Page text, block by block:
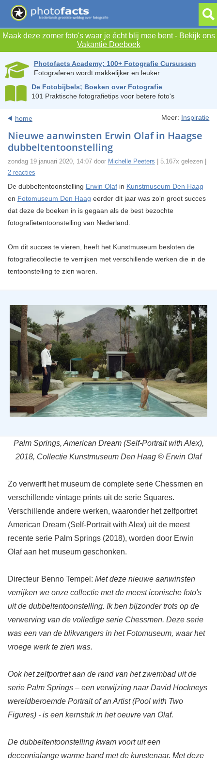
Maak deze zomer foto's waar je écht blij mee bent - Bekijk ons
Vakantie Doeboek
Photofacts Academy; 100+ Fotografie Cursussen
Fotograferen wordt makkelijker en leuker
De Fotobijbels; Boeken over Fotografie
101 Praktische fotografietips voor betere foto's
home Meer: Inspiratie
Nieuwe aanwinsten Erwin Olaf in Haagse
dubbeltentoonstelling
zondag 19 januari 2020, 14:07 door Michelle Peeters | 5.167x gelezen |
2 reacties
De dubbeltentoonstelling Erwin Olafin Kunstmuseum Den Haag
en Fotomuseum Den Haag eerder dit jaar was zo'n groot succes
dat deze de boeken in is gegaan als de best bezochte
fotografietentoonstelling van Nederland.
Om dit succes te vieren, heeft het Kunstmuseum besloten de
fotografiecollectie te verrijken met verschillende werken die in de
tentoonstelling te zien waren.
Palm Springs, American Dream (Self-Portrait with Alex),
2018, Collectie Kunstmuseum Den Haag © Erwin Olaf
Zo verwerft het museum de complete serie Chessmen en
verschillende vintage prints uit de serie Squares.
Verschillende andere werken, waaronder het zelfportret
American Dream (Self-Portrait with Alex) uit de meest
recente serie Palm Springs (2018), worden door Erwin
Olaf aan het museum geschonken.
Directeur Benno Tempel: Met deze nieuwe aanwinsten
verrijken we onze collectie met de meest iconische foto's
uit de dubbeltentoonstelling. Ik ben bijzonder trots op de
verwerving van de volledige serie Chessmen. Deze serie
was een van de blikvangers in het Fotomuseum, waar het
vroege werk te zien was.
Ook het zelfportret aan de rand van het zwembad uit de
serie Palm Springs – een verwijzing naar David Hockneys
wereldberoemde Portrait of an Artist (Pool with Two
Figures) - is een kernstuk in het oeuvre van Olaf.
De dubbeltentoonstelling kwam voort uit een
decennialange warme band met de kunstenaar. Met deze